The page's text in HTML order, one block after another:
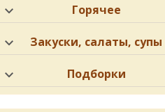
Горячее
Закуски, салаты, супы
Подборки